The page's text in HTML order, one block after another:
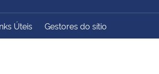
Controladoria-Geral da
Úteis Gestores do sítio